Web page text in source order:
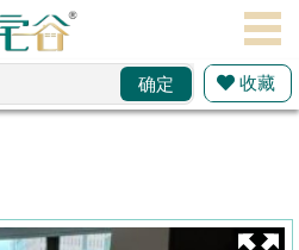
确定 收藏